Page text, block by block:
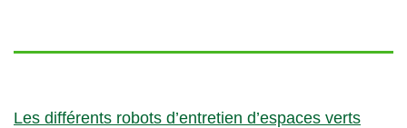
Les différents robots d’entretien d’espaces verts